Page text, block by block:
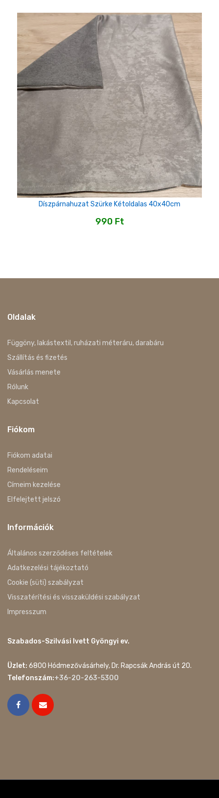
Díszpárnahuzat Szürke Kétoldalas 40x40cm
990 Ft
Oldalak
Függöny, lakástextil, ruházati méteráru, darabáru
Szállítás és fizetés
Vásárlás menete
Rólunk
Kapcsolat
Fiókom
Fiókom adatai
Rendeléseim
Címeim kezelése
Elfelejtett jelszó
Információk
Általános szerződéses feltételek
Adatkezelési tájékoztató
Cookie (süti) szabályzat
Visszatérítési és visszaküldési szabályzat
Impresszum
Szabados-Szilvási Ivett Gyöngyi ev.
Üzlet: 6800 Hódmezővásárhely, Dr. Rapcsák András út 20.
Telefonszám:+36-20-263-5300